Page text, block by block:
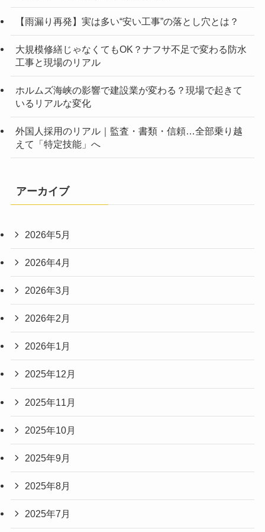
【雨漏り再発】実は多い“安い工事”の落とし穴とは？
大規模修繕じゃなくてもOK？ナフサ不足で変わる防水
工事と現場のリアル
ホルムズ海峡の影響で建設業が変わる？現場で起きて
いるリアルな変化
外国人採用のリアル｜監査・書類・信頼…全部乗り越
えて「特定技能」へ
アーカイブ
2026年5月
2026年4月
2026年3月
2026年2月
2026年1月
2025年12月
2025年11月
2025年10月
2025年9月
2025年8月
2025年7月